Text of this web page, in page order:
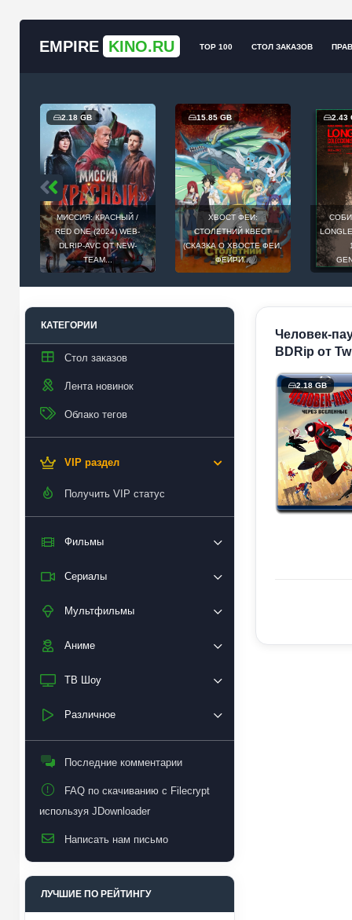
EMPIRE KINO.RU TOP 100 СТОЛ ЗАКАЗОВ
2.18 GB
МИССИЯ: КРАСНЫЙ /
RED ONE (2024) WEB-
DLRIP-AVC ОТ NEW-
TEAM...
15.85 GB
ХВОСТ ФЕИ:
СТОЛЕТНИЙ КВЕСТ
(СКАЗКА О ХВОСТЕ ФЕИ,
ФЕЙРИ...
2.43
КАТЕГОРИИ
Стол заказов
Лента новинок
Облако тегов
VIP раздел
Получить VIP статус
Фильмы
Сериалы
Мультфильмы
Аниме
ТВ Шоу
Различное
Последние комментарии
FAQ по скачиванию с Filecrypt
используя JDownloader
Написать нам письмо
ЛУЧШИЕ ПО РЕЙТИНГУ
Человек-
BDRip от
2.18 GB